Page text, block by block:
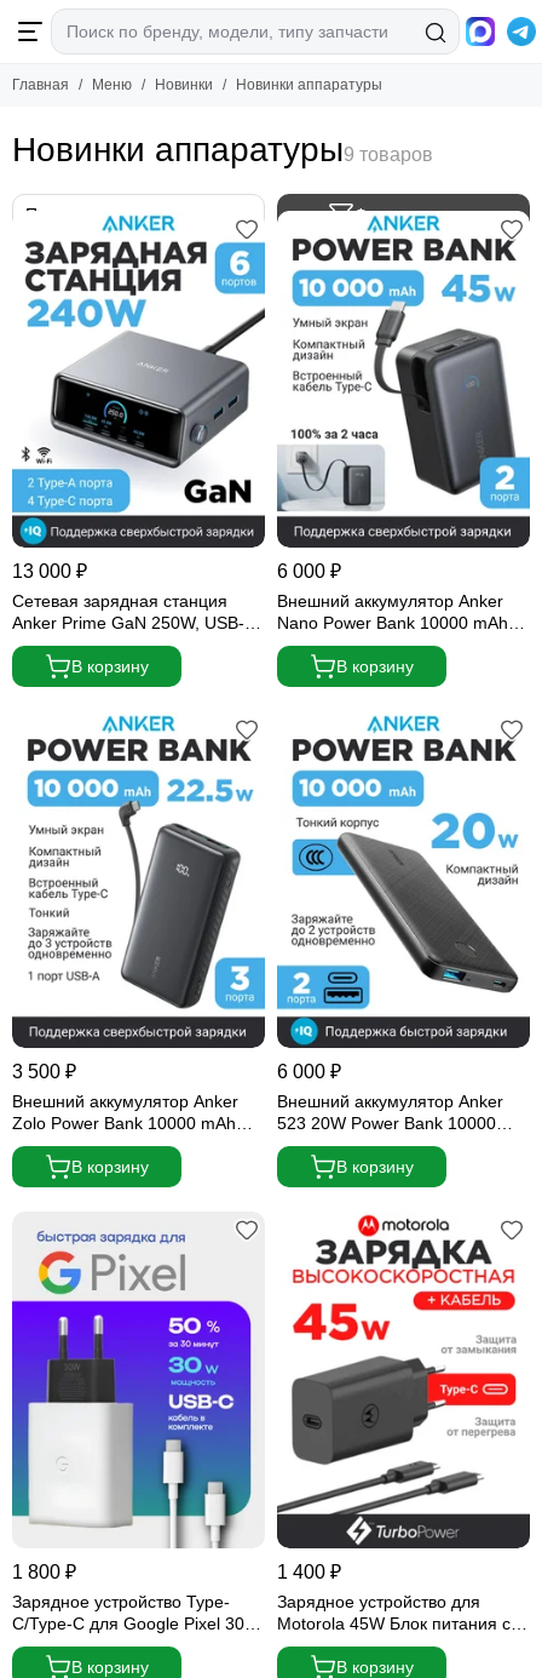
Новинки
Новинки аппаратуры
Новинки аксессуаров
Главная Меню Новинки Новинки аппаратуры
Новинки аппаратуры
Фильтр товаров
13 000 ₽
Сетевая зарядная станция
Anker Prime GaN 250W, USB-C,
ультрабыстрая 6-портовая
зарядная станция Серая
В корзину
6 000 ₽
Внешний аккумулятор Anker
Nano Power Bank 10000 mAh
45W (A1638) черный
В корзину
3 500 ₽
Внешний аккумулятор Anker
Zolo Power Bank 10000 mAh
22,5W черный (2 USB-C, 1
USB-A) (Built-In USB-C Cable)
В корзину
6 000 ₽
Внешний аккумулятор Anker
523 20W Power Bank 10000
mAh (A1245) черный
В корзину
1 800 ₽
Зарядное устройство Type-
C/Type-C для Google Pixel 30W
(Блок питания и кабель)
В корзину
1 400 ₽
Зарядное устройство для
Motorola 45W Блок питания с
кабелем 3А
В корзину